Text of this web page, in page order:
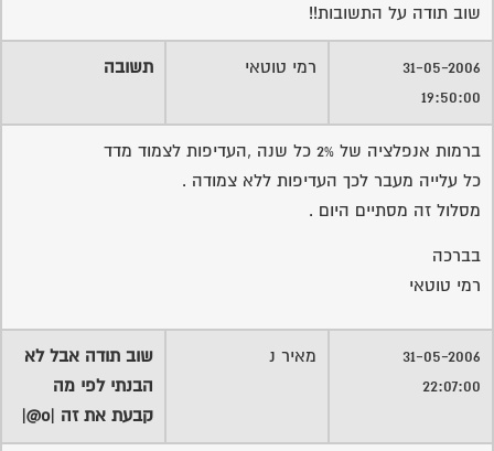
שוב תודה על התשובות!!
31-05-2006
19:50:00
רמי טוטאי תשובה
ברמות אנפלציה של 2% כל שנה ,העדיפות לצמוד מדד
כל עלייה מעבר לכך העדיפות ללא צמודה .
מסלול זה מסתיים היום .
בברכה
רמי טוטאי
31-05-2006
22:07:00
מאיר נ
שוב תודה אבל לא
הבנתי לפי מה
קבעת את זה |o@|